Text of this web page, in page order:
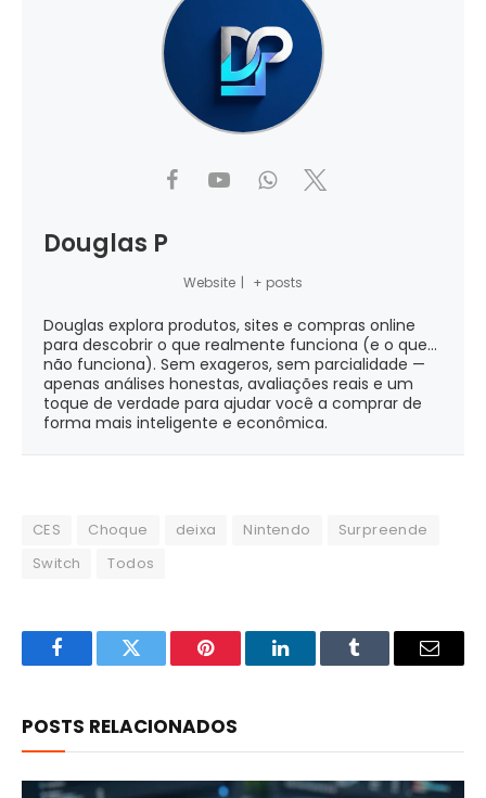
Douglas P
Website | + posts
Douglas explora produtos, sites e compras online
para descobrir o que realmente funciona (e o que...
não funciona). Sem exageros, sem parcialidade —
apenas análises honestas, avaliações reais e um
toque de verdade para ajudar você a comprar de
forma mais inteligente e econômica.
CES Choque deixa Nintendo
Surpreende
Switch
Todos
FacebookTwitter Pinterest LinkedInTumblr Email
POSTS RELACIONADOS